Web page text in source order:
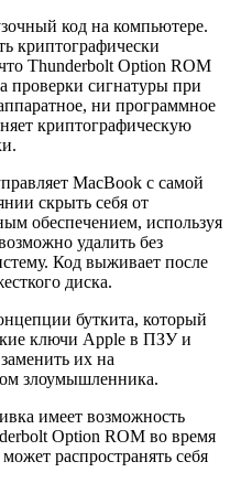
код на компьютере.
криптографически
Thunderbolt Option ROM
проверки сигнатуры при
ни программное
криптографическую
MacBook с самой
скрыть себя от
обеспечением, используя
удалить без
Код выживает после
диска.
буткита, который
ключи Apple в ПЗУ и
их на
злоумышленника.
имеет возможность
Option ROM во время
распространять себя